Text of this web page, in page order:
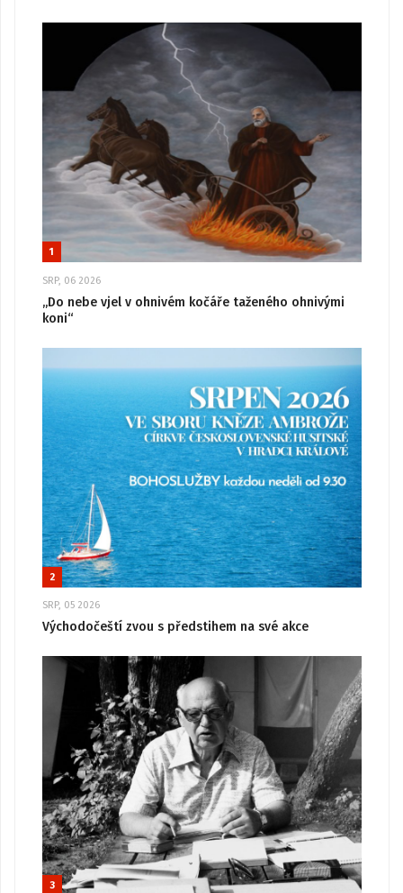
1
SRP, 06 2026
„Do nebe vjel v ohnivém kočáře taženého ohnivými
koni“
2
SRP, 05 2026
Východočeští zvou s předstihem na své akce
3